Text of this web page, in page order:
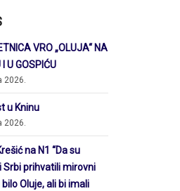
VRO „OLUJA“ NA
U GOSPIĆU
2026.
u Kninu
2026.
na N1 “Da su
Srbi prihvatili mirovni
Oluje, ali bi imali